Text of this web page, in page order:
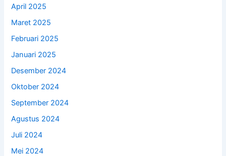
April 2025
Maret 2025
Februari 2025
Januari 2025
Desember 2024
Oktober 2024
September 2024
Agustus 2024
Juli 2024
Mei 2024